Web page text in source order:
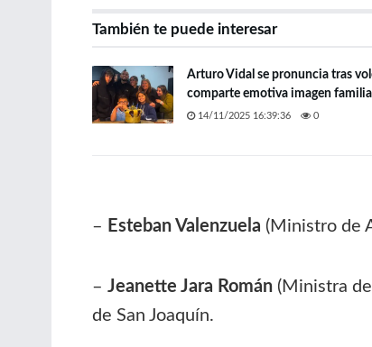
También te puede interesar
Arturo Vidal se pronuncia tras
comparte emotiva imagen
14/11/2025 16:39:36 0
– Esteban Valenzuela (Ministro de
– Jeanette Jara Román (Ministra
de San Joaquín.